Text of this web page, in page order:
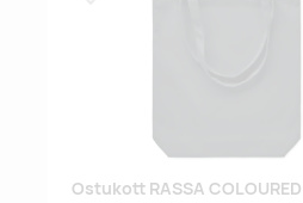
Ostukott RASSA COLOURED